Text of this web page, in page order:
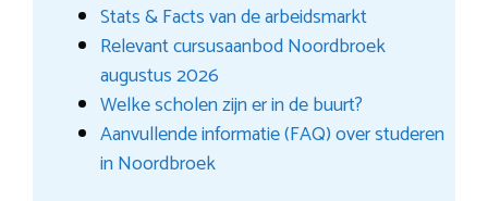
Stats & Facts van de arbeidsmarkt
Relevant cursusaanbod Noordbroek
augustus 2026
Welke scholen zijn er in de buurt?
Aanvullende informatie (FAQ) over studeren
in Noordbroek